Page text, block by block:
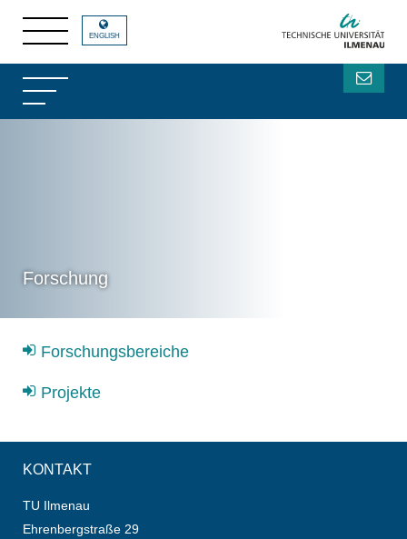
Forschung
ENGLISH
Forschungsbereiche
Projekte
KONTAKT
TU Ilmenau
Ehrenbergstraße 29